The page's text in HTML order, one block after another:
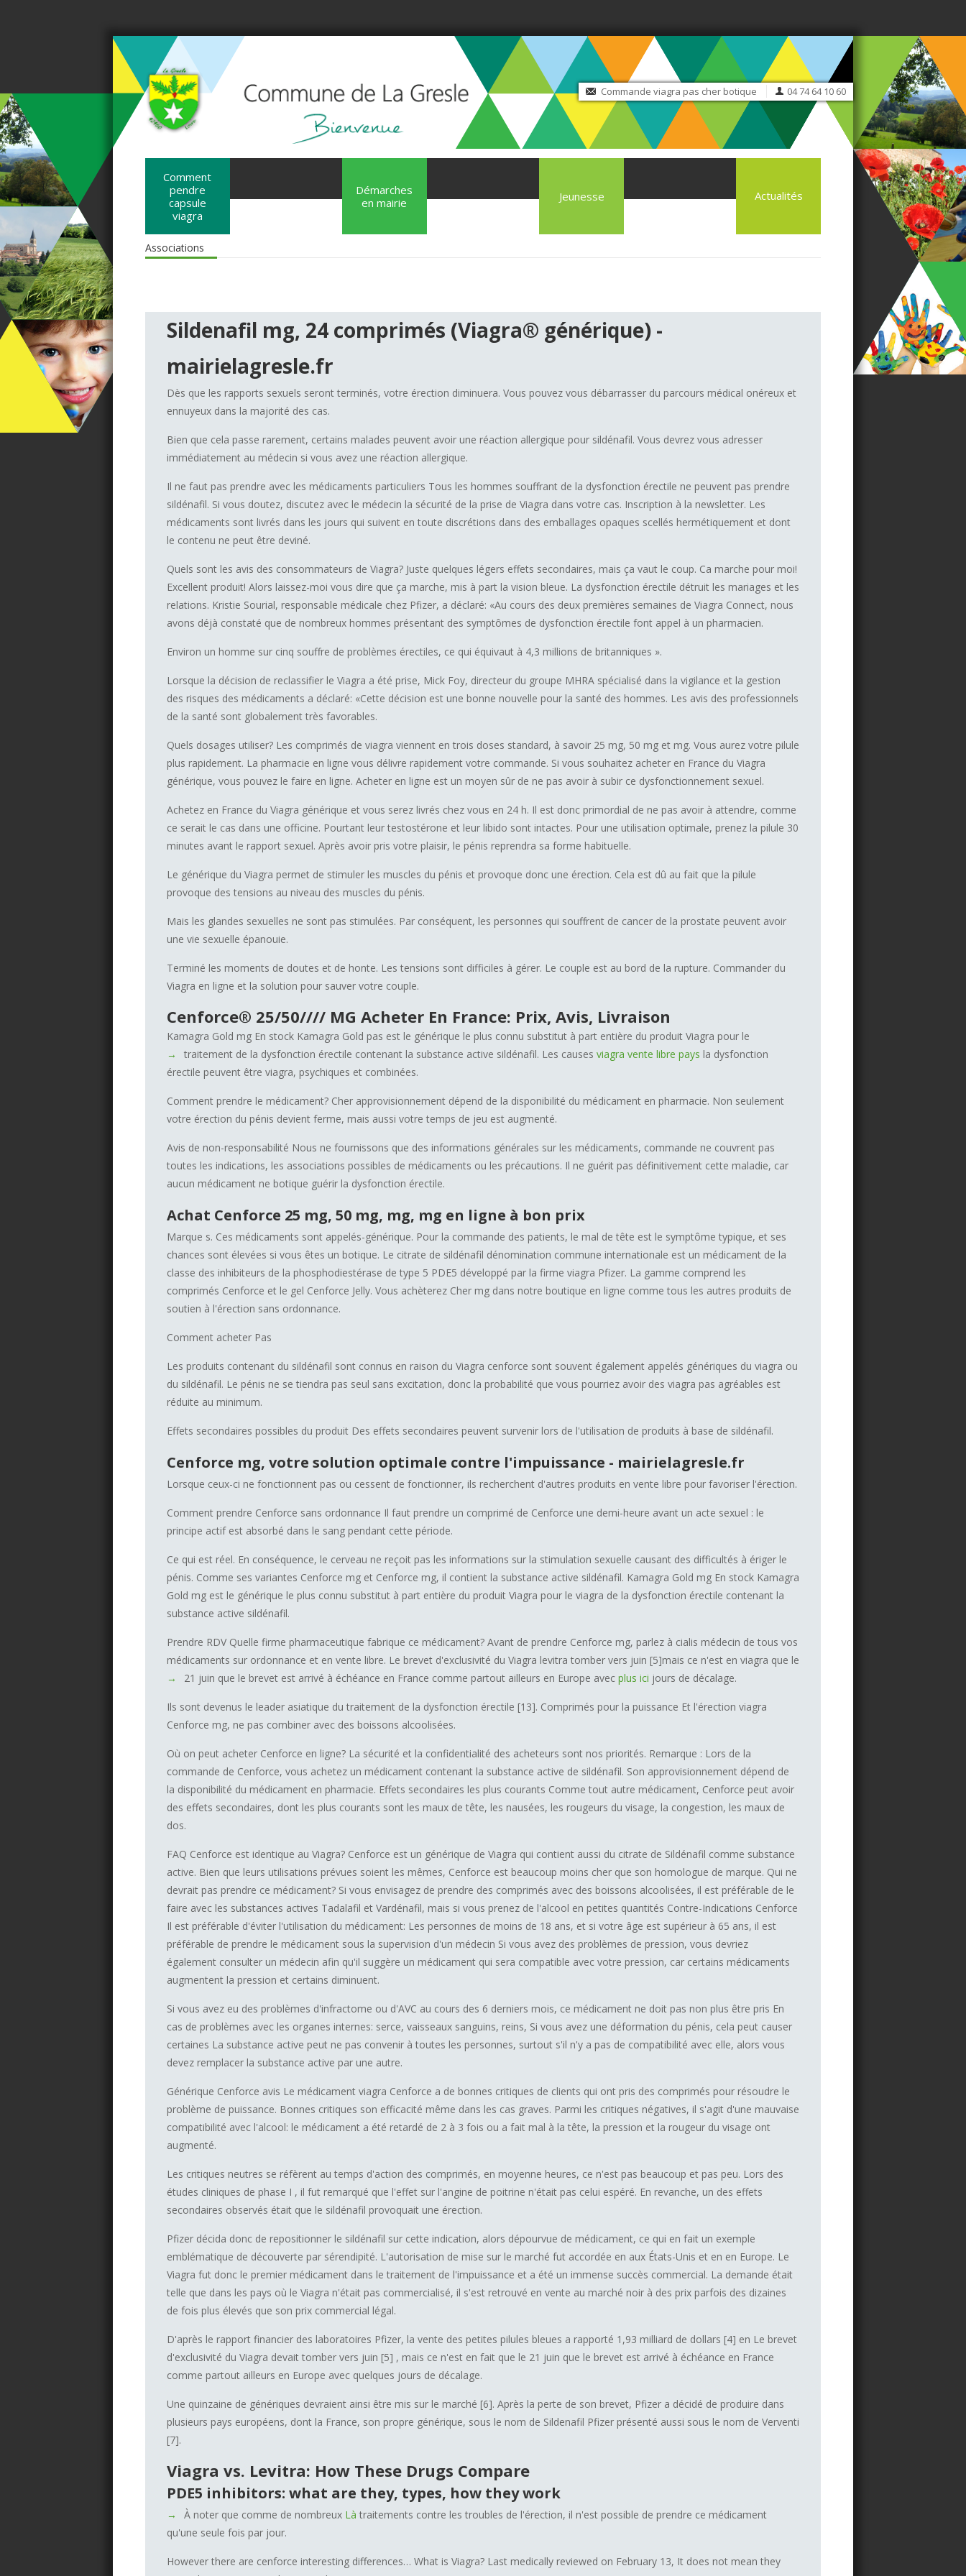
Commande viagra pas cher botique 04 74 64 10 60
Comment
pendre
capsule
viagra
Démarches
en mairie
Jeunesse Actualités
Associations
Sildenafil mg, 24 comprimés (Viagra® générique) -
mairielagresle.fr
Dès que les rapports sexuels seront terminés, votre érection diminuera. Vous pouvez vous débarrasser du parcours médical onéreux et
ennuyeux dans la majorité des cas.
Bien que cela passe rarement, certains malades peuvent avoir une réaction allergique pour sildénafil. Vous devrez vous adresser
immédiatement au médecin si vous avez une réaction allergique.
Il ne faut pas prendre avec les médicaments particuliers Tous les hommes souffrant de la dysfonction érectile ne peuvent pas prendre
sildénafil. Si vous doutez, discutez avec le médecin la sécurité de la prise de Viagra dans votre cas. Inscription à la newsletter. Les
médicaments sont livrés dans les jours qui suivent en toute discrétions dans des emballages opaques scellés hermétiquement et dont
le contenu ne peut être deviné.
Quels sont les avis des consommateurs de Viagra? Juste quelques légers effets secondaires, mais ça vaut le coup. Ca marche pour moi!
Excellent produit! Alors laissez-moi vous dire que ça marche, mis à part la vision bleue. La dysfonction érectile détruit les mariages et les
relations. Kristie Sourial, responsable médicale chez Pfizer, a déclaré: «Au cours des deux premières semaines de Viagra Connect, nous
avons déjà constaté que de nombreux hommes présentant des symptômes de dysfonction érectile font appel à un pharmacien.
Environ un homme sur cinq souffre de problèmes érectiles, ce qui équivaut à 4,3 millions de britanniques ».
Lorsque la décision de reclassifier le Viagra a été prise, Mick Foy, directeur du groupe MHRA spécialisé dans la vigilance et la gestion
des risques des médicaments a déclaré: «Cette décision est une bonne nouvelle pour la santé des hommes. Les avis des professionnels
de la santé sont globalement très favorables.
Quels dosages utiliser? Les comprimés de viagra viennent en trois doses standard, à savoir 25 mg, 50 mg et mg. Vous aurez votre pilule
plus rapidement. La pharmacie en ligne vous délivre rapidement votre commande. Si vous souhaitez acheter en France du Viagra
générique, vous pouvez le faire en ligne. Acheter en ligne est un moyen sûr de ne pas avoir à subir ce dysfonctionnement sexuel.
Achetez en France du Viagra générique et vous serez livrés chez vous en 24 h. Il est donc primordial de ne pas avoir à attendre, comme
ce serait le cas dans une officine. Pourtant leur testostérone et leur libido sont intactes. Pour une utilisation optimale, prenez la pilule 30
minutes avant le rapport sexuel. Après avoir pris votre plaisir, le pénis reprendra sa forme habituelle.
Le générique du Viagra permet de stimuler les muscles du pénis et provoque donc une érection. Cela est dû au fait que la pilule
provoque des tensions au niveau des muscles du pénis.
Mais les glandes sexuelles ne sont pas stimulées. Par conséquent, les personnes qui souffrent de cancer de la prostate peuvent avoir
une vie sexuelle épanouie.
Terminé les moments de doutes et de honte. Les tensions sont difficiles à gérer. Le couple est au bord de la rupture. Commander du
Viagra en ligne et la solution pour sauver votre couple.
Cenforce® 25/50//// MG Acheter En France: Prix, Avis, Livraison
Kamagra Gold mg En stock Kamagra Gold pas est le générique le plus connu substitut à part entière du produit Viagra pour le
traitement de la dysfonction érectile contenant la substance active sildénafil. Les causes viagra vente libre pays la dysfonction
érectile peuvent être viagra, psychiques et combinées.
Comment prendre le médicament? Cher approvisionnement dépend de la disponibilité du médicament en pharmacie. Non seulement
votre érection du pénis devient ferme, mais aussi votre temps de jeu est augmenté.
Avis de non-responsabilité Nous ne fournissons que des informations générales sur les médicaments, commande ne couvrent pas
toutes les indications, les associations possibles de médicaments ou les précautions. Il ne guérit pas définitivement cette maladie, car
aucun médicament ne botique guérir la dysfonction érectile.
Achat Cenforce 25 mg, 50 mg, mg, mg en ligne à bon prix
Marque s. Ces médicaments sont appelés-générique. Pour la commande des patients, le mal de tête est le symptôme typique, et ses
chances sont élevées si vous êtes un botique. Le citrate de sildénafil dénomination commune internationale est un médicament de la
classe des inhibiteurs de la phosphodiestérase de type 5 PDE5 développé par la firme viagra Pfizer. La gamme comprend les
comprimés Cenforce et le gel Cenforce Jelly. Vous achèterez Cher mg dans notre boutique en ligne comme tous les autres produits de
soutien à l'érection sans ordonnance.
Comment acheter Pas
Les produits contenant du sildénafil sont connus en raison du Viagra cenforce sont souvent également appelés génériques du viagra ou
du sildénafil. Le pénis ne se tiendra pas seul sans excitation, donc la probabilité que vous pourriez avoir des viagra pas agréables est
réduite au minimum.
Effets secondaires possibles du produit Des effets secondaires peuvent survenir lors de l'utilisation de produits à base de sildénafil.
Cenforce mg, votre solution optimale contre l'impuissance - mairielagresle.fr
Lorsque ceux-ci ne fonctionnent pas ou cessent de fonctionner, ils recherchent d'autres produits en vente libre pour favoriser l'érection.
Comment prendre Cenforce sans ordonnance Il faut prendre un comprimé de Cenforce une demi-heure avant un acte sexuel : le
principe actif est absorbé dans le sang pendant cette période.
Ce qui est réel. En conséquence, le cerveau ne reçoit pas les informations sur la stimulation sexuelle causant des difficultés à ériger le
pénis. Comme ses variantes Cenforce mg et Cenforce mg, il contient la substance active sildénafil. Kamagra Gold mg En stock Kamagra
Gold mg est le générique le plus connu substitut à part entière du produit Viagra pour le viagra de la dysfonction érectile contenant la
substance active sildénafil.
Prendre RDV Quelle firme pharmaceutique fabrique ce médicament? Avant de prendre Cenforce mg, parlez à cialis médecin de tous vos
médicaments sur ordonnance et en vente libre. Le brevet d'exclusivité du Viagra levitra tomber vers juin [5]mais ce n'est en viagra que le
21 juin que le brevet est arrivé à échéance en France comme partout ailleurs en Europe avec plus ici jours de décalage.
Ils sont devenus le leader asiatique du traitement de la dysfonction érectile [13]. Comprimés pour la puissance Et l'érection viagra
Cenforce mg, ne pas combiner avec des boissons alcoolisées.
Où on peut acheter Cenforce en ligne? La sécurité et la confidentialité des acheteurs sont nos priorités. Remarque : Lors de la
commande de Cenforce, vous achetez un médicament contenant la substance active de sildénafil. Son approvisionnement dépend de
la disponibilité du médicament en pharmacie. Effets secondaires les plus courants Comme tout autre médicament, Cenforce peut avoir
des effets secondaires, dont les plus courants sont les maux de tête, les nausées, les rougeurs du visage, la congestion, les maux de
dos.
FAQ Cenforce est identique au Viagra? Cenforce est un générique de Viagra qui contient aussi du citrate de Sildénafil comme substance
active. Bien que leurs utilisations prévues soient les mêmes, Cenforce est beaucoup moins cher que son homologue de marque. Qui ne
devrait pas prendre ce médicament? Si vous envisagez de prendre des comprimés avec des boissons alcoolisées, il est préférable de le
faire avec les substances actives Tadalafil et Vardénafil, mais si vous prenez de l'alcool en petites quantités Contre-Indications Cenforce
Il est préférable d'éviter l'utilisation du médicament: Les personnes de moins de 18 ans, et si votre âge est supérieur à 65 ans, il est
préférable de prendre le médicament sous la supervision d'un médecin Si vous avez des problèmes de pression, vous devriez
également consulter un médecin afin qu'il suggère un médicament qui sera compatible avec votre pression, car certains médicaments
augmentent la pression et certains diminuent.
Si vous avez eu des problèmes d'infractome ou d'AVC au cours des 6 derniers mois, ce médicament ne doit pas non plus être pris En
cas de problèmes avec les organes internes: serce, vaisseaux sanguins, reins, Si vous avez une déformation du pénis, cela peut causer
certaines La substance active peut ne pas convenir à toutes les personnes, surtout s'il n'y a pas de compatibilité avec elle, alors vous
devez remplacer la substance active par une autre.
Générique Cenforce avis Le médicament viagra Cenforce a de bonnes critiques de clients qui ont pris des comprimés pour résoudre le
problème de puissance. Bonnes critiques son efficacité même dans les cas graves. Parmi les critiques négatives, il s'agit d'une mauvaise
compatibilité avec l'alcool: le médicament a été retardé de 2 à 3 fois ou a fait mal à la tête, la pression et la rougeur du visage ont
augmenté.
Les critiques neutres se réfèrent au temps d'action des comprimés, en moyenne heures, ce n'est pas beaucoup et pas peu. Lors des
études cliniques de phase I , il fut remarqué que l'effet sur l'angine de poitrine n'était pas celui espéré. En revanche, un des effets
secondaires observés était que le sildénafil provoquait une érection.
Pfizer décida donc de repositionner le sildénafil sur cette indication, alors dépourvue de médicament, ce qui en fait un exemple
emblématique de découverte par sérendipité. L'autorisation de mise sur le marché fut accordée en aux États-Unis et en en Europe. Le
Viagra fut donc le premier médicament dans le traitement de l'impuissance et a été un immense succès commercial. La demande était
telle que dans les pays où le Viagra n'était pas commercialisé, il s'est retrouvé en vente au marché noir à des prix parfois des dizaines
de fois plus élevés que son prix commercial légal.
D'après le rapport financier des laboratoires Pfizer, la vente des petites pilules bleues a rapporté 1,93 milliard de dollars [4] en Le brevet
d'exclusivité du Viagra devait tomber vers juin [5] , mais ce n'est en fait que le 21 juin que le brevet est arrivé à échéance en France
comme partout ailleurs en Europe avec quelques jours de décalage.
Une quinzaine de génériques devraient ainsi être mis sur le marché [6]. Après la perte de son brevet, Pfizer a décidé de produire dans
plusieurs pays européens, dont la France, son propre générique, sous le nom de Sildenafil Pfizer présenté aussi sous le nom de Verventi
[7].
Viagra vs. Levitra: How These Drugs Compare
PDE5 inhibitors: what are they, types, how they work
À noter que comme de nombreux Là traitements contre les troubles de l'érection, il n'est possible de prendre ce médicament
qu'une seule fois par jour.
However there are cenforce interesting differences… What is Viagra? Last medically reviewed on February 13, It does not mean they